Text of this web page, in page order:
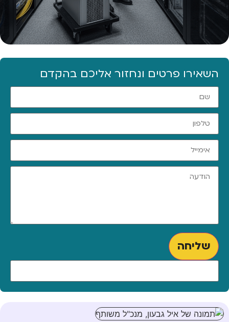
השאירו פרטים ונחזור אליכם בהקדם
שליחה